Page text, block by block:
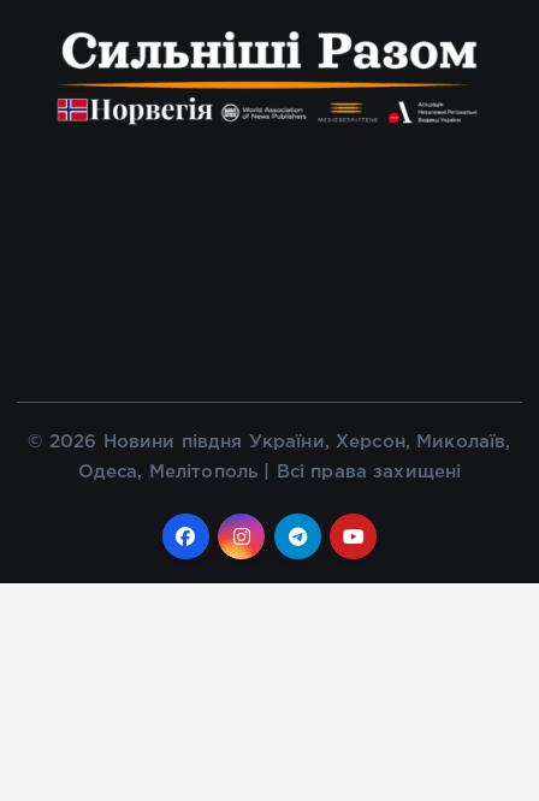
© 2026 Новини півдня України, Херсон, Миколаїв,
Одеса, Мелітополь | Всі права захищені